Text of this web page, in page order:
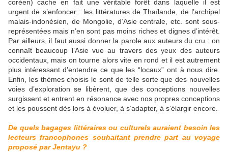
coréen) cache en fait une véritable forêt dans laquelle il est
urgent de s’enfoncer : les littératures de Thaïlande, de l’archipel
malais-indonésien, de Mongolie, d’Asie centrale, etc. sont sous-
représentées mais n’en sont pas moins riches et dignes d’intérêt.
Par ailleurs, il faut aussi donner la parole aux auteurs du cru : on
connaît beaucoup l’Asie vue au travers des yeux des auteurs
occidentaux, mais on tourne alors vite en rond et il est autrement
plus intéressant d’entendre ce que les “locaux” ont à nous dire.
Enfin, les thèmes choisis le sont de telle sorte que des nouvelles
voies d’exploration se libèrent, que des conceptions nouvelles
surgissent et entrent en résonance avec nos propres conceptions
et les poussent dès lors à évoluer, à s’adapter, à s’élargir encore.
De quels bagages littéraires ou culturels auraient besoin les
lecteurs francophones souhaitant prendre part au voyage
proposé par Jentayu ?